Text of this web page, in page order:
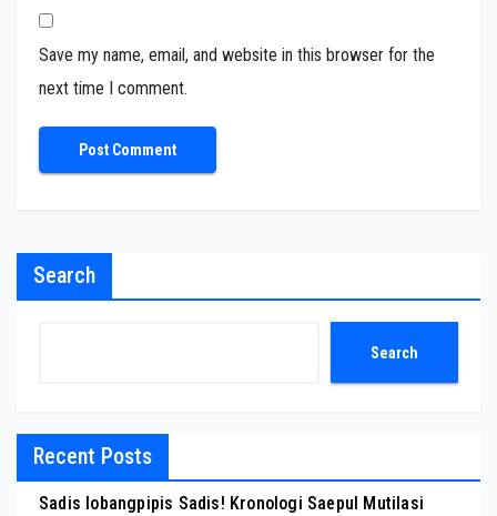
Save my name, email, and website in this browser for the
next time I comment.
Search
Search
Recent Posts
Sadis lobangpipis Sadis! Kronologi Saepul Mutilasi